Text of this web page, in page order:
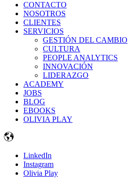
CONTACTO
NOSOTROS
CLIENTES
SERVICIOS
GESTIÓN DEL CAMBIO
CULTURA
PEOPLE ANALYTICS
INNOVACIÓN
LIDERAZGO
ACADEMY
JOBS
BLOG
EBOOKS
OLIVIA PLAY
LinkedIn
Instagram
Olivia Play